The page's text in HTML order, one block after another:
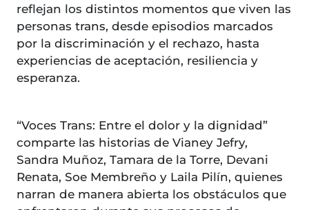
reflejan los distintos momentos que viven las
personas trans, desde episodios marcados
por la discriminación y el rechazo, hasta
experiencias de aceptación, resiliencia y
esperanza.
“Voces Trans: Entre el dolor y la dignidad”
comparte las historias de Vianey Jefry,
Sandra Muñoz, Tamara de la Torre, Devani
Renata, Soe Membreño y Laila Pilín, quienes
narran de manera abierta los obstáculos que